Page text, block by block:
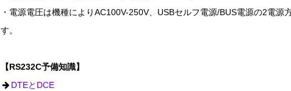
・電源電圧は機種によりAC100V-250V、USBセルフ電源/BUS電源の2電
す。
【RS232C予備知識】
DTEとDCE